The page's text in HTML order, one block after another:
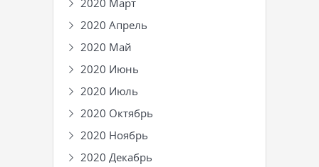
2020 Март
2020 Апрель
2020 Май
2020 Июнь
2020 Июль
2020 Октябрь
2020 Ноябрь
2020 Декабрь